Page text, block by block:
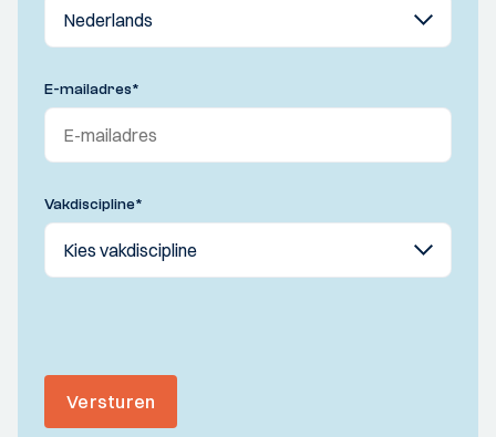
E-mailadres*
Vakdiscipline*
Versturen